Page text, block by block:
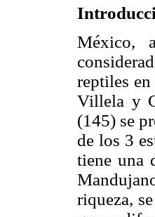
México,
reptiles
Villela y
(145) se
de los 3
tiene una
riqueza,